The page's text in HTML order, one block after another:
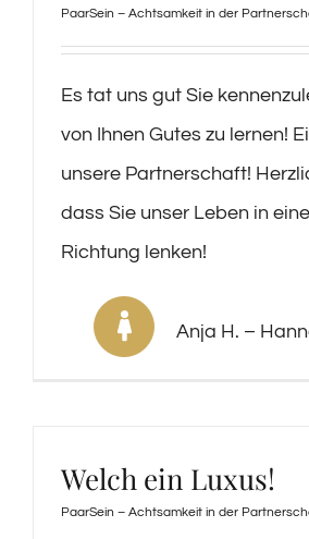
PaarSein – Achtsamkeit in der
Es tat uns gut Sie
von Ihnen Gutes zu lernen!
unsere Partnerschaft!
dass Sie unser Leben in
Richtung lenken!
Anja H. –
Welch ein Luxus!
PaarSein – Achtsamkeit in der